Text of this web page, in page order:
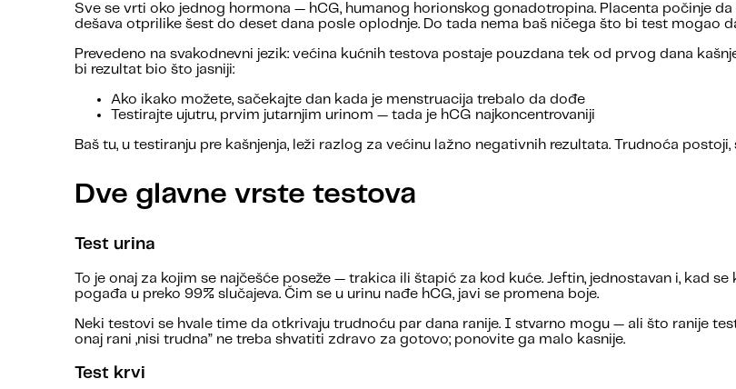
Sve se vrti oko jednog hormona — hCG, humanog horionskog gonadotropina. Placenta počinje
dešava otprilike šest do deset dana posle oplodnje. Do tada nema baš ničega što bi test mogao
Prevedeno na svakodnevni jezik: većina kućnih testova postaje pouzdana tek od prvog dana
bi rezultat bio što jasniji:
Ako ikako možete, sačekajte dan kada je menstruacija trebalo da dođe
Testirajte ujutru, prvim jutarnjim urinom — tada je hCG najkoncentrovaniji
Baš tu, u testiranju pre kašnjenja, leži razlog za većinu lažno negativnih rezultata. Trudnoća
Dve glavne vrste testova
Test urina
To je onaj za kojim se najčešće poseže — trakica ili štapić za kod kuće. Jeftin, jednostavan i, kad
pogađa u preko 99% slučajeva. Čim se u urinu nađe hCG, javi se promena boje.
Neki testovi se hvale time da otkrivaju trudnoću par dana ranije. I stvarno mogu — ali što ranije
onaj rani „nisi trudna” ne treba shvatiti zdravo za gotovo; ponovite ga malo kasnije.
Test krvi